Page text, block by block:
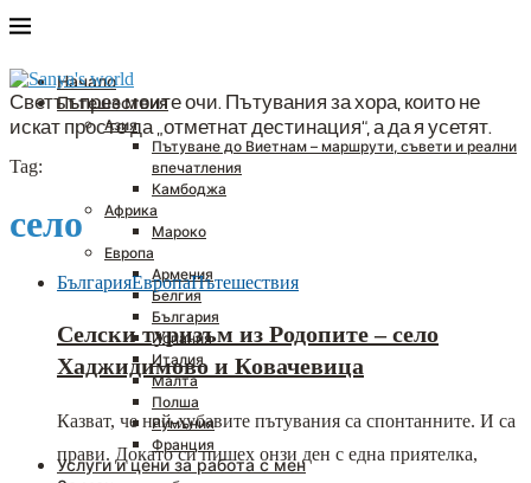
Начало
Пътешествия
Азия
Пътуване до Виетнам – маршрути, съвети и реални
впечатления
Камбоджа
Африка
Мароко
Европа
Армения
Белгия
България
Испания
Италия
Малта
Полша
Румъния
Франция
Услуги и цени за работа с мен
Светът през моите очи. Пътувания за хора, които не
искат просто да „отметнат дестинация“, а да я усетят.
Tag:
село
БългарияЕвропаПътешествия
Селски туризъм из Родопите – село
Хаджидимово и Ковачевица
Казват, че най-хубавите пътувания са спонтанните. И са
прави. Докато си пишех онзи ден с една приятелка,